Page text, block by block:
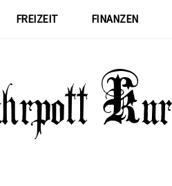
FREIZEIT FINANZEN